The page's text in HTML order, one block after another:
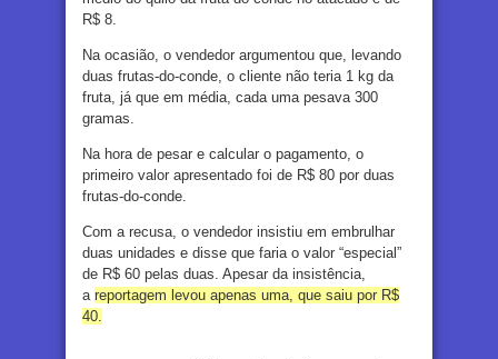
R$ 8.
Na ocasião, o vendedor argumentou que, levando
duas frutas-do-conde, o cliente não teria 1 kg da
fruta, já que em média, cada uma pesava 300
gramas.
Na hora de pesar e calcular o pagamento, o
primeiro valor apresentado foi de R$ 80 por duas
frutas-do-conde.
Com a recusa, o vendedor insistiu em embrulhar
duas unidades e disse que faria o valor “especial”
de R$ 60 pelas duas. Apesar da insistência,
a reportagem levou apenas uma, que saiu por R$
40.